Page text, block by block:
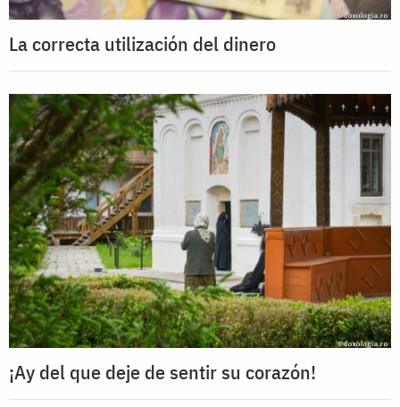
La correcta utilización del dinero
¡Ay del que deje de sentir su corazón!